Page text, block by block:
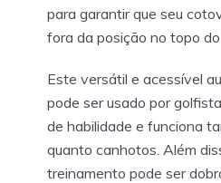
para garantir que seu
fora da posição no topo
Este versátil e acessível
pode ser usado por
de habilidade e funciona
quanto canhotos. Além
treinamento pode ser